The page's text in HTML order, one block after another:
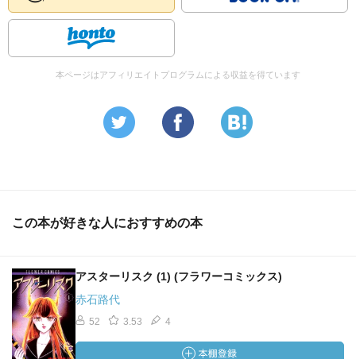
本ページはアフィリエイトプログラムによる収益を得ています
この本が好きな人におすすめの本
アスターリスク (1) (フラワーコミックス)
赤石路代
52 3.53 4